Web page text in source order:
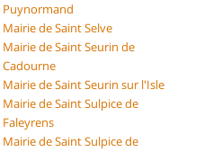
Puynormand
Mairie de Saint Selve
Mairie de Saint Seurin de
Cadourne
Mairie de Saint Seurin sur l'Isle
Mairie de Saint Sulpice de
Faleyrens
Mairie de Saint Sulpice de